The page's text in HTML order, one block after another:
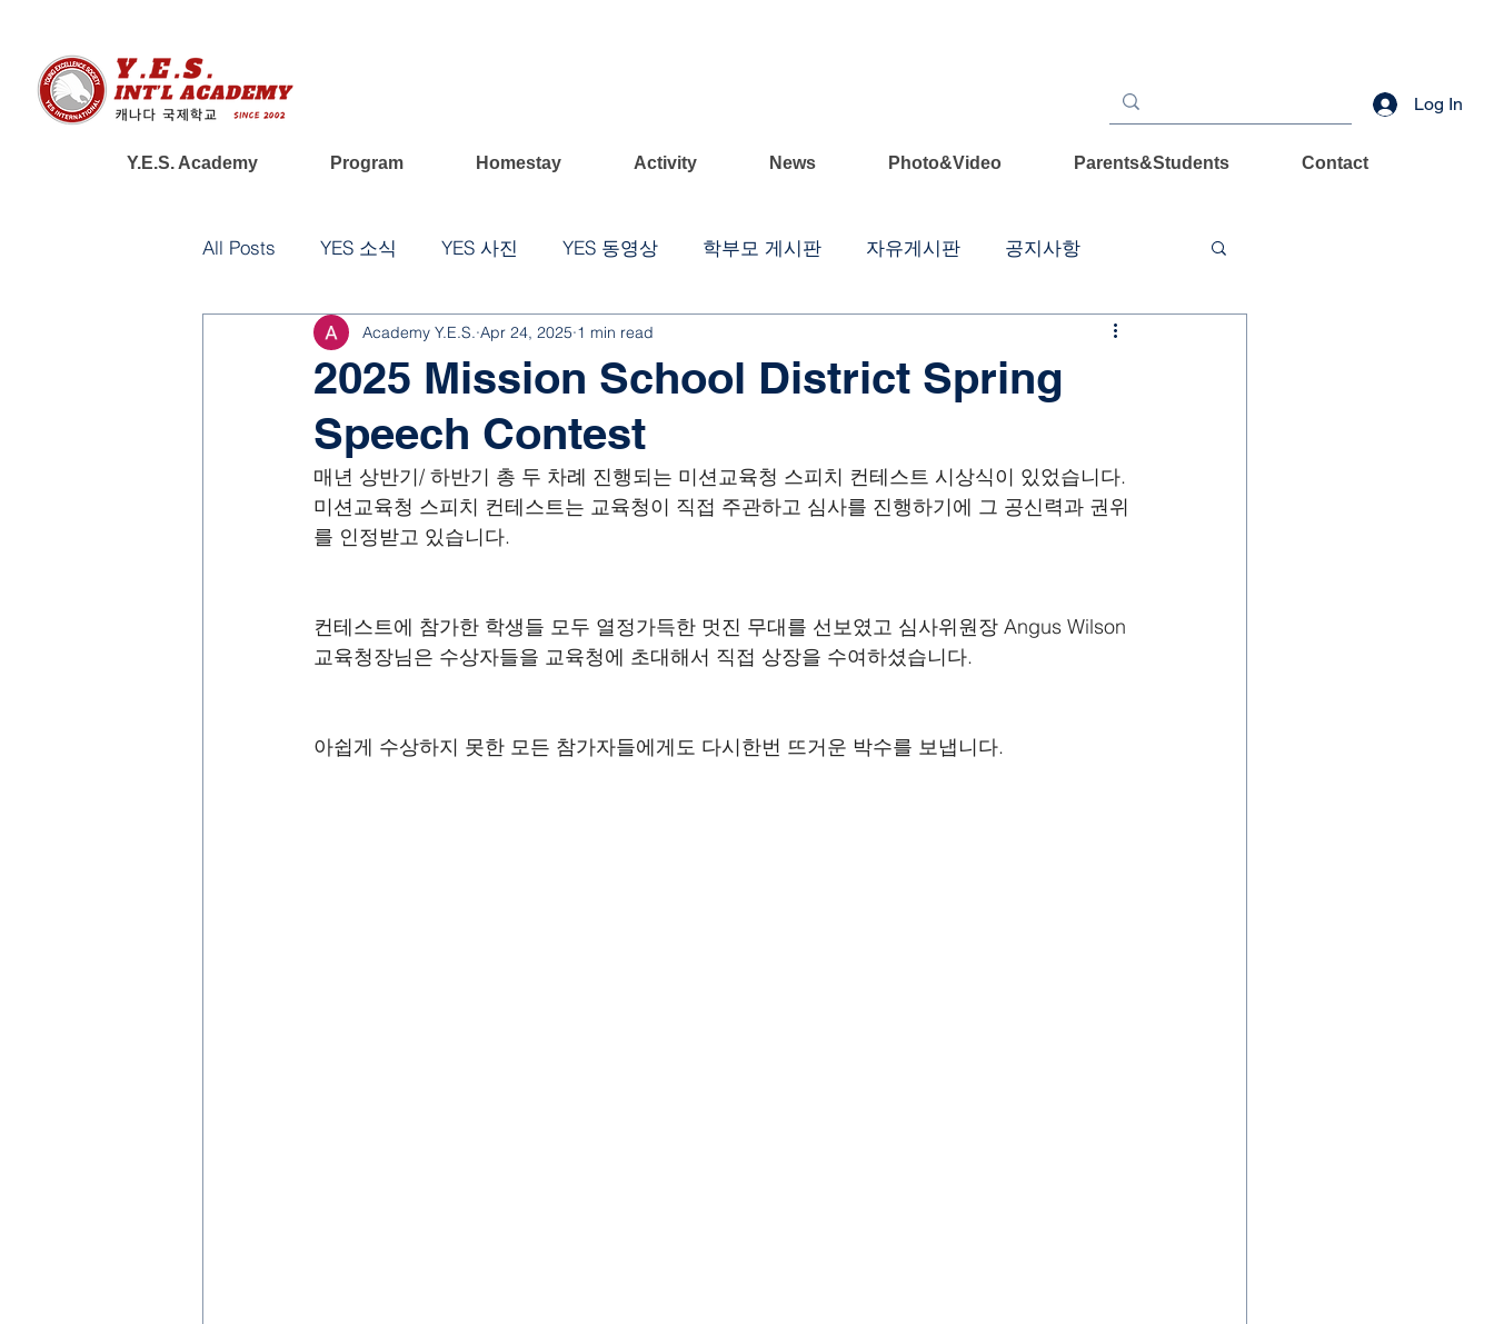
Log In
Y.E.S. Academy Program Homestay Activity News Photo&Video Parents&Students Contact
All Posts YES 소식 YES 사진 YES 동영상 학부모 게시판 자유게시판 공지사항
2025 Mission School District Spring
Speech Contest
Academy Y.E.S. Apr 24, 2025 1 min read
매년 상반기/ 하반기 총 두 차례 진행되는 미션교육청 스피치 컨테스트 시상식이 있었습니다.
미션교육청 스피치 컨테스트는 교육청이 직접 주관하고 심사를 진행하기에 그 공신력과 권위
를 인정받고 있습니다.
컨테스트에 참가한 학생들 모두 열정가득한 멋진 무대를 선보였고 심사위원장 Angus Wilson
교육청장님은 수상자들을 교육청에 초대해서 직접 상장을 수여하셨습니다.
아쉽게 수상하지 못한 모든 참가자들에게도 다시한번 뜨거운 박수를 보냅니다.